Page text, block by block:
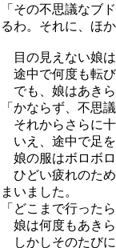
「その不思議なブ
るわ。それに、ほ
目の見えない娘は
途中で何度も転び
でも、娘はあきら
「かならず、不思
それからさらに十
いえ、途中で足を
娘の服はボロボロ
ひどい疲れのため
まいました。
「どこまで行った
娘は何度もあきら
しかしそのたびに